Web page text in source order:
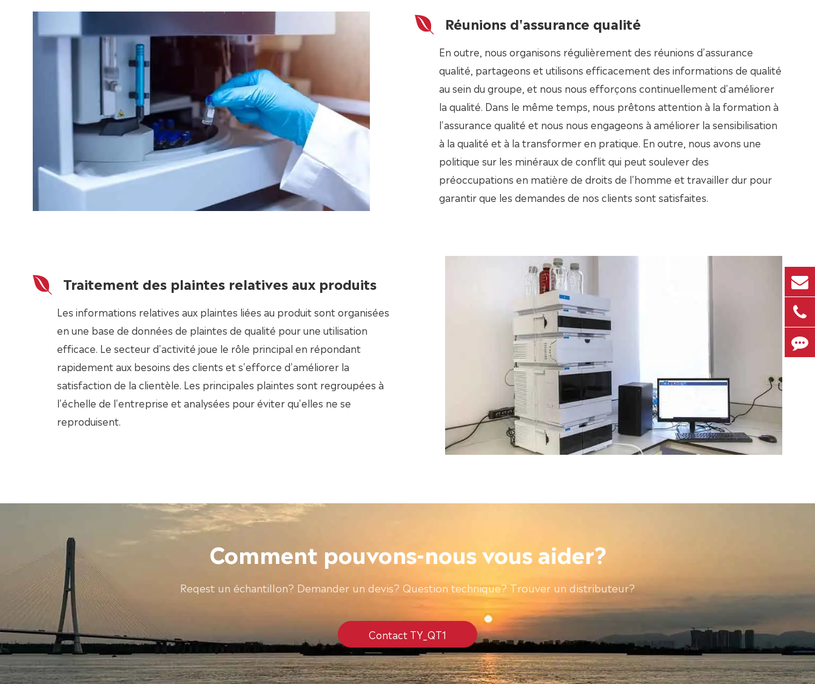
Réunions d'assurance qualité
En outre, nous organisons régulièrement des réunions d'assurance
qualité, partageons et utilisons efficacement des informations de qualité
au sein du groupe, et nous nous efforçons continuellement d'améliorer
la qualité. Dans le même temps, nous prêtons attention à la formation à
l'assurance qualité et nous nous engageons à améliorer la sensibilisation
à la qualité et à la transformer en pratique. En outre, nous avons une
politique sur les minéraux de conflit qui peut soulever des
préoccupations en matière de droits de l'homme et travailler dur pour
garantir que les demandes de nos clients sont satisfaites.
Traitement des plaintes relatives aux produits
Les informations relatives aux plaintes liées au produit sont organisées
en une base de données de plaintes de qualité pour une utilisation
efficace. Le secteur d'activité joue le rôle principal en répondant
rapidement aux besoins des clients et s'efforce d'améliorer la
satisfaction de la clientèle. Les principales plaintes sont regroupées à
l'échelle de l'entreprise et analysées pour éviter qu'elles ne se
reproduisent.
Comment pouvons-nous vous aider?
Reqest un échantillon? Demander un devis? Question technique? Trouver un distributeur?
Contact TY_QT1